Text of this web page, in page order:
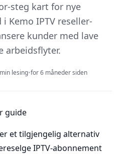
steg kart for nye
Kemo IPTV reseller-
kunder med lave
arbeidsflyter.
lesing•for 6 måneder siden
er et tilgjengelig alternativ
IPTV-abonnement